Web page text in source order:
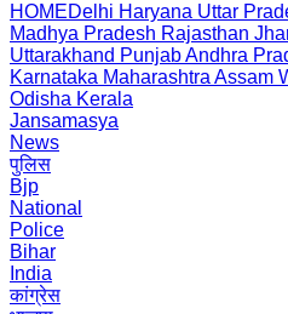
HOMEDelhi Haryana Uttar
Madhya Pradesh Rajasthan
Uttarakhand PunjabAndhra
Karnataka Maharashtra Assam
Odisha Kerala
Jansamasya
News
पुलिस
Bjp
National
Police
Bihar
India
कांग्रेस